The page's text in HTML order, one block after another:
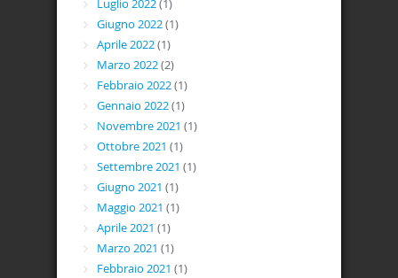
Luglio 2022(1)
Giugno 2022(1)
Aprile 2022(1)
Marzo 2022(2)
Febbraio 2022(1)
Gennaio 2022(1)
Novembre 2021 (1)
Ottobre 2021 (1)
Settembre 2021 (1)
Giugno 2021 (1)
Maggio 2021 (1)
Aprile 2021 (1)
Marzo 2021 (1)
Febbraio 2021 (1)